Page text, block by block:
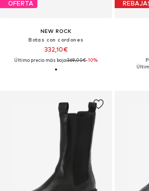
OFERTA
NEW ROCK
Botas con cordones
332,10€
Último precio más bajo:369,00€-10%